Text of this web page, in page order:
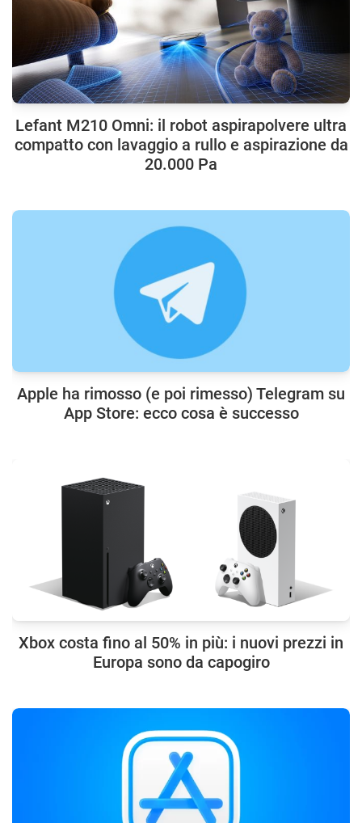
Lefant M210 Omni: il robot aspirapolvere ultra
compatto con lavaggio a rullo e aspirazione da
20.000 Pa
Apple ha rimosso (e poi rimesso) Telegram su
App Store: ecco cosa è successo
Xbox costa fino al 50% in più: i nuovi prezzi in
Europa sono da capogiro